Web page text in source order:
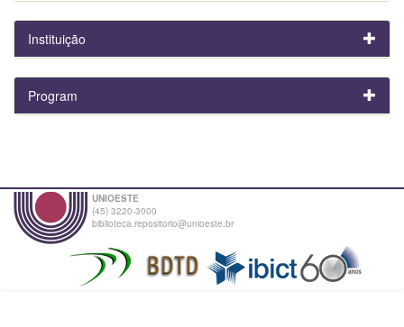
Instituição
Program
UNIOESTE
(45) 3220-3000
biblioteca.repositorio@unioeste.br